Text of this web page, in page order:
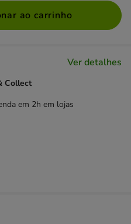
ao carrinho
Ver detalhes
Collect
em 2h em lojas